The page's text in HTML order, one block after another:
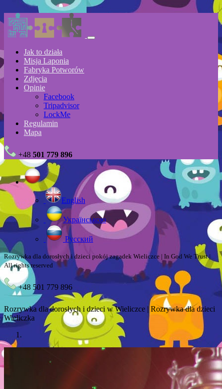
Jak to działa
Misja Laponia
Fabryka Potworów
Zdjęcia
Opinie
Facebook
Tripadvisor
LockMe
Regulamin
Mapa
+48 501 779 896
English
Українською
Русский
Rozrywka dla dorosłych i dzieci pokój zagadek Wieliczce | In God We Trust |
All rights reserved
+48 501 779 896
Rozrywka dla dorosłych i dzieci w Wieliczce | Rozrywka dla dzieci
Wieliczka